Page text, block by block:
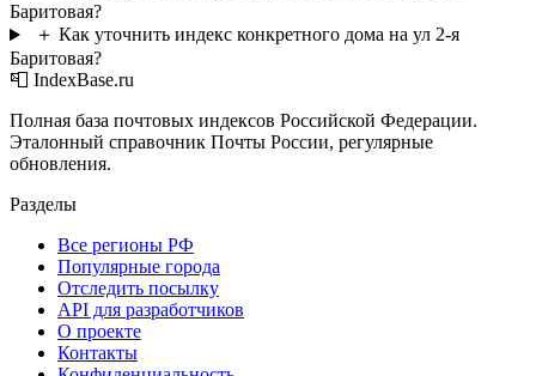
Баритовая?
＋ Как уточнить индекс конкретного дома на ул 2-я
Баритовая?
📮 IndexBase.ru
Полная база почтовых индексов Российской Федерации.
Эталонный справочник Почты России, регулярные
обновления.
Разделы
Все регионы РФ
Популярные города
Отследить посылку
API для разработчиков
О проекте
Контакты